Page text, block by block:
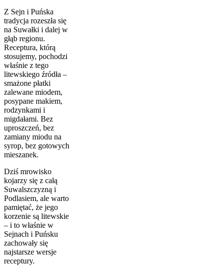
Z Sejn i Puńska
tradycja rozeszła się
na Suwałki i dalej w
głąb regionu.
Receptura, którą
stosujemy, pochodzi
właśnie z tego
litewskiego źródła –
smażone płatki
zalewane miodem,
posypane makiem,
rodzynkami i
migdałami. Bez
uproszczeń, bez
zamiany miodu na
syrop, bez gotowych
mieszanek.
Dziś mrowisko
kojarzy się z całą
Suwalszczyzną i
Podlasiem, ale warto
pamiętać, że jego
korzenie są litewskie
– i to właśnie w
Sejnach i Puńsku
zachowały się
najstarsze wersje
receptury.